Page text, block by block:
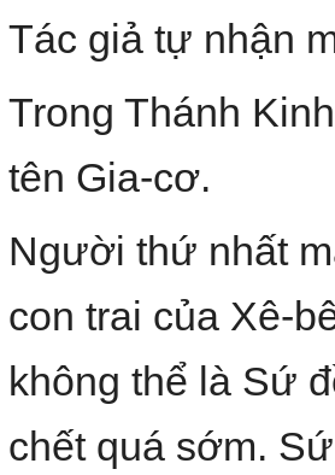
Tác giả tự nhận
Trong Thánh
tên Gia-cơ.
Người thứ nhất
con trai của Xê-
không thể là Sứ
chết quá sớm.